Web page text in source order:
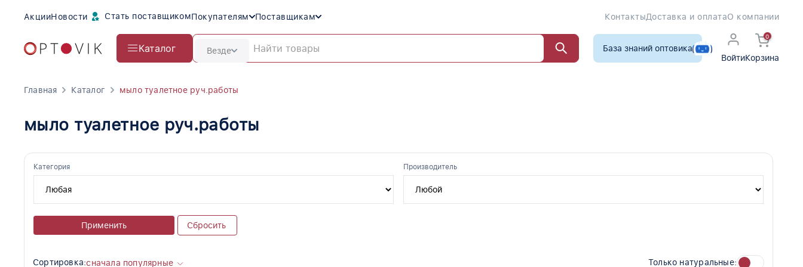
АкцииНовости Стать поставщикомПокупателям Поставщикам КонтактыДоставка и оплатаО компании
Каталог Везде
База знаний оптовика
Войти
0
Корзина
Главная Каталог мыло туалетное руч.работы
мыло туалетное руч.работы
Категория Производитель
Применить Сбросить
Сортировка:сначала популярные Только натуральные: